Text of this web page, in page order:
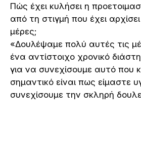
Πώς έχει κυλήσει η
από τη στιγμή που έχει
μέρες;
«Δουλέψαμε πολύ αυτές τις
ένα αντίστοιχο χρονικό
για να συνεχίσουμε αυτό που
σημαντικό είναι πως είμαστε
συνεχίσουμε την σκληρή